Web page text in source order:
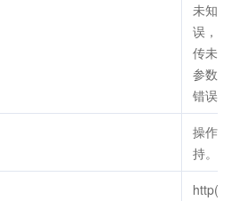
未知
误，
传未
参数
错误。
操作
持。